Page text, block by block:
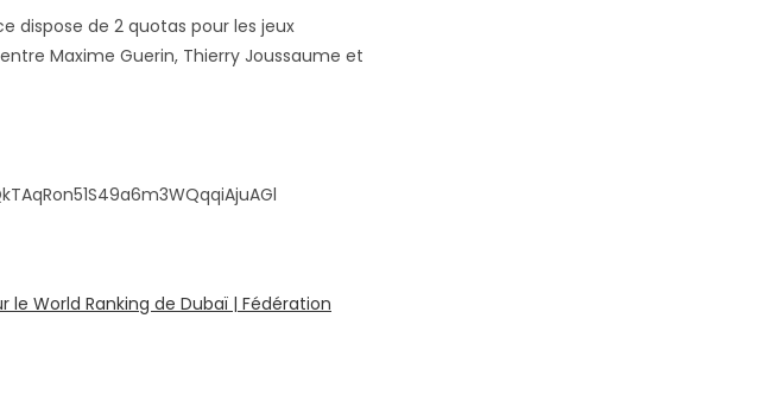
dispose de 2 quotas pour les jeux
Maxime Guerin, Thierry Joussaume et
le World Ranking de Dubaï | Fédération